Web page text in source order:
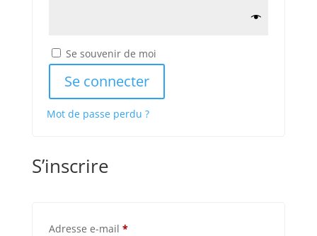
Se souvenir de moi
Se connecter
Mot de passe perdu ?
S’inscrire
Adresse e-mail *Obligatoire